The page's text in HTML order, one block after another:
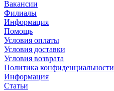
Вакансии
Филиалы
Информация
Помощь
Условия оплаты
Условия доставки
Условия возврата
Политика конфиденциальности
Информация
Статьи